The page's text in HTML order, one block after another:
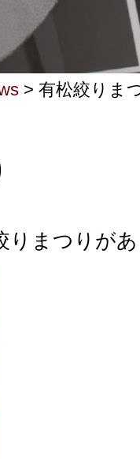
> 有松絞りま
りまつりが